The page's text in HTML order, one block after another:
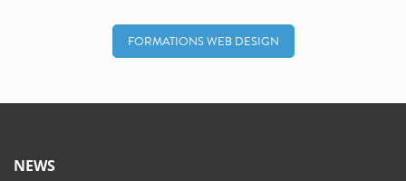
FORMATIONS WEB DESIGN
NEWS